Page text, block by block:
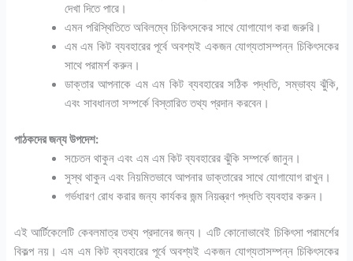
দেখা দিতে পারে।
এমন পরিস্থিতিতে অবিলম্বে চিকিৎসকের সাথে যোগাযোগ করা জরুরি।
এম এম কিট ব্যবহারের পূর্বে অবশ্যই একজন যোগ্যতাসম্পন্ন চিকিৎসকের
সাথে পরামর্শ করুন।
ডাক্তার আপনাকে এম এম কিট ব্যবহারের সঠিক পদ্ধতি, সম্ভাব্য ঝুঁকি,
এবং সাবধানতা সম্পর্কে বিস্তারিত তথ্য প্রদান করবেন।
পাঠকদের জন্য উপদেশ:
সচেতন থাকুন এবং এম এম কিট ব্যবহারের ঝুঁকি সম্পর্কে জানুন।
সুস্থ থাকুন এবং নিয়মিতভাবে আপনার ডাক্তারের সাথে যোগাযোগ রাখুন।
গর্ভধারণ রোধ করার জন্য কার্যকর জন্ম নিয়ন্ত্রণ পদ্ধতি ব্যবহার করুন।
এই আর্টিকেলেটি কেবলমাত্র তথ্য প্রদানের জন্য। এটি কোনোভাবেই চিকিৎসা পরামর্শের
বিকল্প নয়। এম এম কিট ব্যবহারের পূর্বে অবশ্যই একজন যোগ্যতাসম্পন্ন চিকিৎসকের